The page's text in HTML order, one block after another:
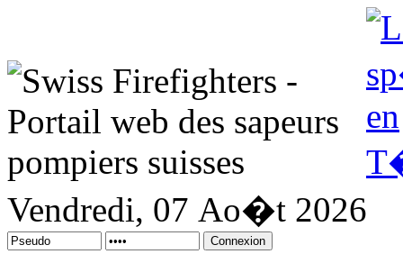
Vendredi, 07 Ao�t 2026